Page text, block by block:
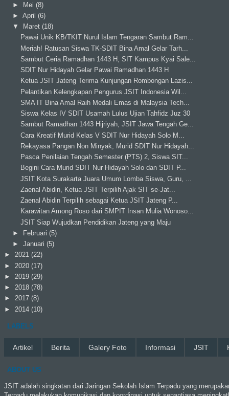
► Mei (8)
► April (6)
▼
Maret (18)
Pawai Unik KB/TKIT Nurul Islam Tengaran Sambut Ram...
Meriah! Ratusan Siswa TK-SDIT Bina Amal Gelar Tarh...
Sambut Ceria Ramadhan 1443 H, SIT Kampus Kyai Sale...
SDIT Nur Hidayah Gelar Pawai Ramadhan 1443 H
Ketua JSIT Jateng Terima Kunjungan Rombongan Lazis...
Pelantikan Kelengkapan Pengurus JSIT Indonesia Wil...
SMA IT Bina Amal Raih Medali Emas di Malaysia Tech...
Siswa Kelas IV SDIT Usamah Lulus Ujian Tahfidz Juz 30
Sambut Ramadhan 1443 Hijriyah, JSIT Jawa Tengah Ge...
Cara Kreatif Murid Kelas V SDIT Nur Hidayah Solo M...
Rekayasa Pangan Non Minyak, Murid SDIT Nur Hidayah...
Pasca Penilaian Tengah Semester (PTS) 2, Siswa SIT...
Begini Cara Murid SDIT Nur Hidayah Solo dan SDIT P...
JSIT Kota Surakarta Juara Umum Lomba Siswa, Guru, ...
Zaenal Abidin, Ketua JSIT Terpilih Ajak SIT se-Jat...
Zaenal Abidin Terpilih sebagai Ketua JSIT Jateng P...
Karawitan Among Roso dari SMPIT Insan Mulia Wonoso...
JSIT Siap Wujudkan Pendidikan Jateng yang Maju
►
Februari (5)
► Januari (5)
► 2021 (22)
► 2020 (17)
► 2019 (29)
► 2018 (78)
► 2017 (8)
► 2014 (10)
LABELS
Artikel Berita Galery Foto Informasi JSIT
ABOUT US
JSIT adalah singkatan dari Jaringan Sekolah Islam Terpadu yang